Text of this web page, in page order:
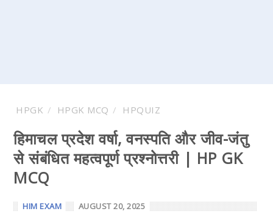
HPGK HPGK MCQ HPQUIZ
हिमाचल प्रदेश वर्षा, वनस्पति और जीव-जंतु
से संबंधित महत्वपूर्ण प्रश्नोत्तरी | HP GK
MCQ
HIM EXAM AUGUST 20, 2025